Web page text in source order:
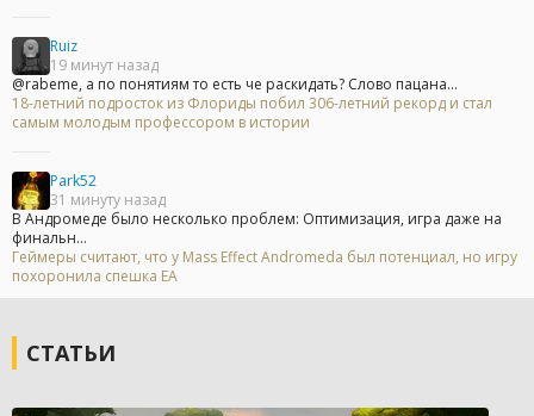
Ruiz
19 минут назад
@rabeme, а по понятиям то есть че раскидать? Слово пацана...
18-летний подросток из Флориды побил 306-летний рекорд и стал
самым молодым профессором в истории
Park52
31 минуту назад
В Андромеде было несколько проблем: Оптимизация, игра даже на
финальн...
Геймеры считают, что у Mass Effect Andromeda был потенциал, но игру
похоронила спешка EA
СТАТЬИ